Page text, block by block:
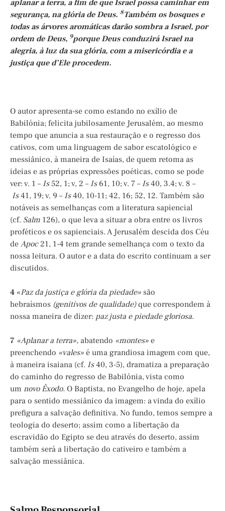
aplanar a terra, a fim de que Israel possa caminhar em
segurança, na glória de Deus. 8Também os bosques e
todas as árvores aromáticas darão sombra a Israel, por
ordem de Deus, 9porque Deus conduzirá Israel na
alegria, à luz da sua glória, com a misericórdia e a
justiça que d’Ele procedem.
O autor apresenta-se como estando no exílio de
Babilónia; felicita jubilosamente Jerusalém, ao mesmo
tempo que anuncia a sua restauração e o regresso dos
cativos, com uma linguagem de sabor escatológico e
messiânico, à maneira de Isaías, de quem retoma as
ideias e as próprias expressões poéticas, como se pode
ver: v. 1 – Is52, 1; v, 2 – Is61, 10; v. 7 – Is40, 3.4; v. 8 –
Is41, 19; v. 9 – Is40, 10-11; 42, 16; 52, 12. Também são
notáveis as semelhanças com a literatura sapiencial
(cf. Salm 126), o que leva a situar a obra entre os livros
proféticos e os sapienciais. A Jerusalém descida dos Céu
de Apoc21, 1-4 tem grande semelhança com o texto da
nossa leitura. O autor e a data do escrito continuam a ser
discutidos.
4 «Paz da justiça e glória da piedade» são
hebraísmos (genitivos de qualidade)que correspondem à
nossa maneira de dizer: paz justa e piedade gloriosa.
7 «Aplanar a terra», abatendo «montes» e
preenchendo «vales» é uma grandiosa imagem com que,
à maneira isaiana (cf. Is40, 3-5), dramatiza a preparação
do caminho do regresso de Babilónia, vista como
um novo Êxodo. O Baptista, no Evangelho de hoje, apela
para o sentido messiânico da imagem: a vinda do exílio
prefigura a salvação definitiva. No fundo, temos sempre a
teologia do deserto; assim como a libertação da
escravidão do Egipto se deu através do deserto, assim
também será a libertação do cativeiro e também a
salvação messiânica.